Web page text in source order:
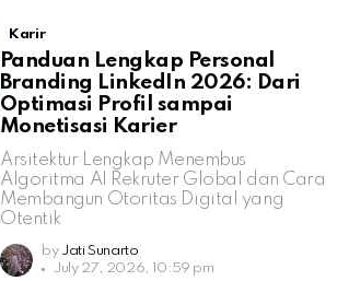
Karir
Panduan Lengkap Personal
Branding LinkedIn 2026: Dari
Optimasi Profil sampai
Monetisasi Karier
Arsitektur Lengkap Menembus
Algoritma AI Rekruter Global dan Cara
Membangun Otoritas Digital yang
Otentik
by Jati Sunarto
July 27, 2026, 10:59 pm